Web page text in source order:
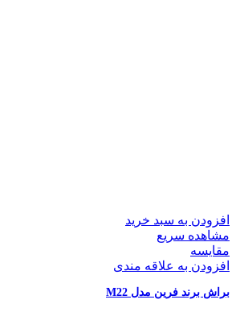
افزودن به سبد خرید
مشاهده سریع
مقایسه
افزودن به علاقه مندی
براش برند فرین مدل M22